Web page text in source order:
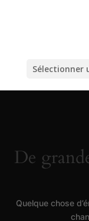
Sélectionner
De
Quelque chose